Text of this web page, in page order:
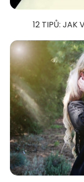
12 TIPŮ: JAK